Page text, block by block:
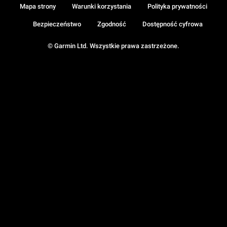
© Garmin Ltd. Wszystkie prawa zastrzeżone.
Mapa strony Warunki korzystania Polityka prywatności
Bezpieczeństwo Zgodność Dostępność cyfrowa